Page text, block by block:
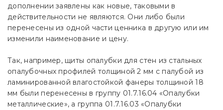
дополнении заявлены как новые, таковыми в
действительности не являются. Они либо были
перенесены из одной части ценника в другую или им
изменили наименование и цену.
Так, например, щиты опалубки для стен из стальных
опалубочных профилей толщиной 2 мм с палубой из
ламинированной влагостойкой фанеры толщиной 18
мм были перенесены в группу 01.7.16.04 «Опалубки
металлические», а группа 01.7.16.03 «Опалубки